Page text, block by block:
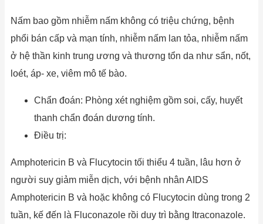
Nấm bao gồm nhiễm nấm không có triệu chứng, bệnh
phổi bán cấp và mạn tính, nhiễm nấm lan tỏa, nhiễm nấm
ở hệ thần kinh trung ương và thương tổn da như sẩn, nốt,
loét, áp- xe, viêm mô tế bào.
Chẩn đoán: Phòng xét nghiệm gồm soi, cấy, huyết
thanh chẩn đoán dương tính.
Điều trị:
Amphotericin B và Flucytocin tối thiểu 4 tuần, lâu hơn ở
người suy giảm miễn dịch, với bệnh nhân AIDS
Amphotericin B và hoặc không có Flucytocin dùng trong 2
tuần, kế đến là Fluconazole rồi duy trì bằng Itraconazole.